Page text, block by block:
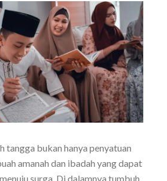
tangga bukan hanya penyatuan
amanah dan ibadah yang dapat
surga. Di dalamnya tumbuh